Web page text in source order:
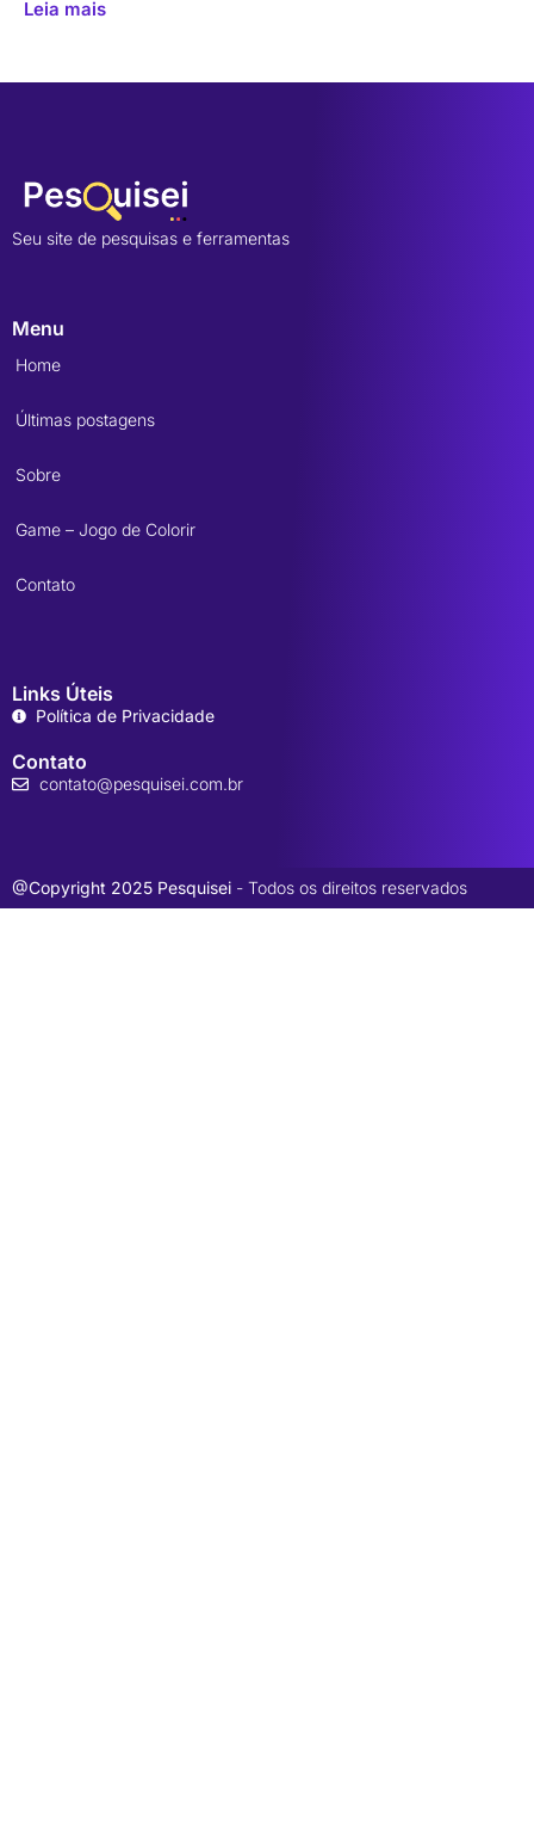
Leia mais
Seu site de pesquisas e ferramentas
Menu
Home
Últimas postagens
Sobre
Game – Jogo de Colorir
Contato
Links Úteis
Política de Privacidade
Contato
contato@pesquisei.com.br
@Copyright 2025 Pesquisei - Todos os direitos reservados